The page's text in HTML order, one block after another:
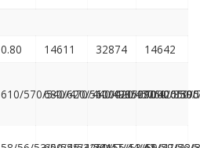
0.80 14611 32874
14642
610/570/540/470/440/420/390
680/620/560/490/450/420/390
1000/850/760/650/
1000/850/